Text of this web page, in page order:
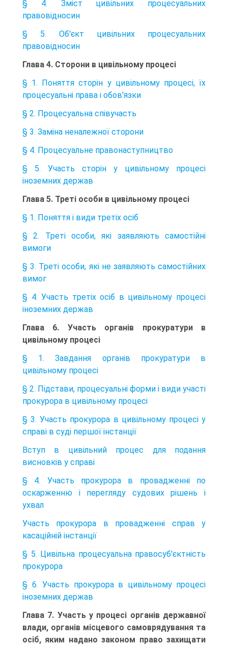
§ 4. Зміст цивільних процесуальних
правовідносин
§ 5. Об'єкт цивільних процесуальних
правовідносин
Глава 4. Сторони в цивільному процесі
§ 1. Поняття сторін у цивільному процесі, їх
процесуальні права і обов'язки
§ 2. Процесуальна співучасть
§ 3. Заміна неналежної сторони
§ 4. Процесуальне правонаступництво
§ 5. Участь сторін у цивільному процесі
іноземних держав
Глава 5. Треті особи в цивільному процесі
§ 1. Поняття і види третіх осіб
§ 2. Треті особи, які заявляють самостійні
вимоги
§ 3. Треті особи, які не заявляють самостійних
вимог
§ 4. Участь третіх осіб в цивільному процесі
іноземних держав
Глава 6. Участь органів прокуратури в
цивільному процесі
§ 1. Завдання органів прокуратури в
цивільному процесі
§ 2. Підстави, процесуальні форми і види участі
прокурора в цивільному процесі
§ 3. Участь прокурора в цивільному процесі у
справі в суді першої інстанції
Вступ в цивільний процес для подання
висновків у справі
§ 4. Участь прокурора в провадженні по
оскарженню і перегляду судових рішень і
ухвал
Участь прокурора в провадженні справ у
касаційній інстанції
§ 5. Цивільна процесуальна правосуб'єктність
прокурора
§ 6. Участь прокурора в цивільному процесі
іноземних держав
Глава 7. Участь у процесі органів державної
влади, органів місцевого самоврядування та
осіб, яким надано законом право захищати